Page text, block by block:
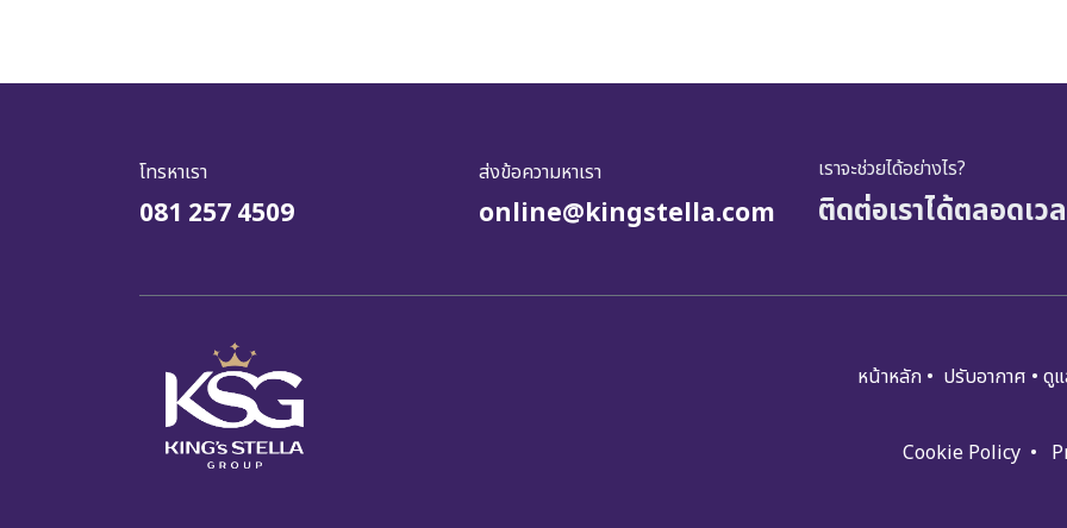
โทรหาเรา
081 257 4509
ส่งข้อความหาเรา
online@kingstella.com
เราจะช่วยได้อย่างไร?
ติดต่อเราได้ตลอดเว
หน้าหลัก • ปรับอ​​​​​า​กาศ • ดู
Cookie Policy •